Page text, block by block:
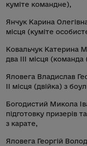
куміте командне),
Янчук Карина
місця (куміте
Ковальчук Катерина
два III місця (команда
Яловега Владислав
II місця (двійка) з
Богодистий Микола
підготовку призерів
з карате,
Яловега Георгій